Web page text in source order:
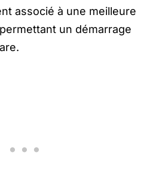
associé à une meilleure
un démarrage